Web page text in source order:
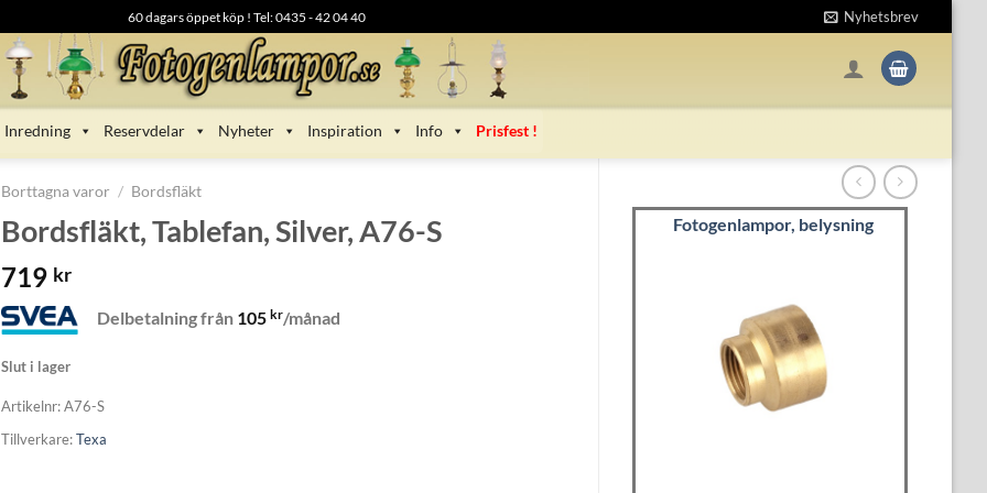
60 dagars öppet köp ! Tel: 0435 - 42 04 40 Nyhetsbrev
Inredning Reservdelar Nyheter Inspiration Info Prisfest !
Fotogenlampor, belysning
Borttagna varor / Bordsfläkt
Bordsfläkt, Tablefan, Silver, A76-S
719 kr
Delbetalning från 105kr/månad
Slut i lager
Artikelnr:A76-S
Tillverkare:Texa